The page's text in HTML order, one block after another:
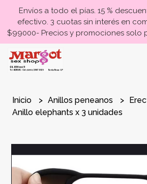
Envíos a todo el pías. 15 %
efectivo. 3 cuotas sin interés en
$99000- Precios y promociones solo
Inicio Anillos peneanos
Anillo elephants x 3 unidades